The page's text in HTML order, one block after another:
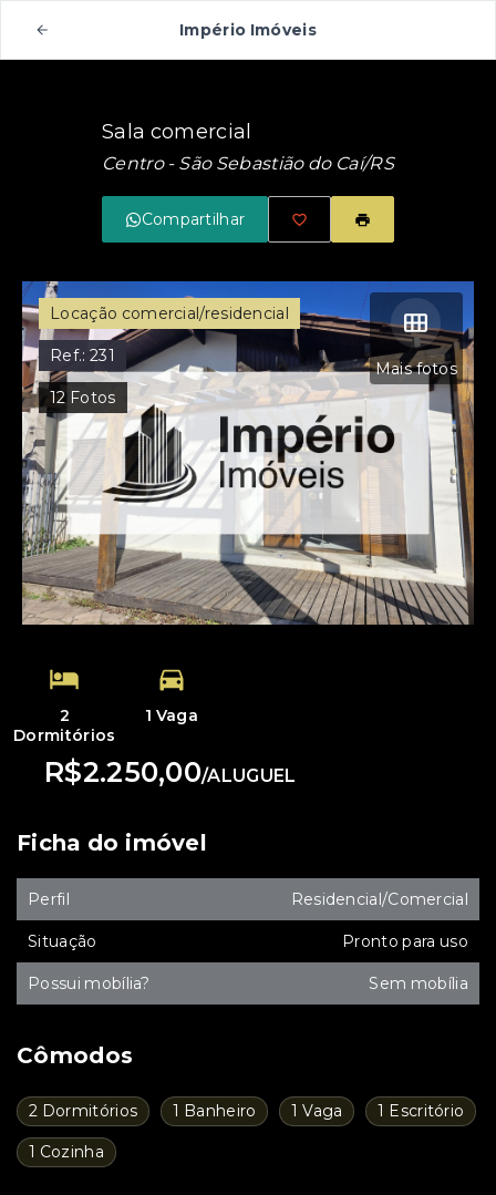
Império Imóveis
Sala comercial
Centro - São Sebastião do Caí/RS
Compartilhar
Mais fotos
Locação comercial/residencial
Ref.:231
12 Fotos
2
Dormitórios
1 Vaga
R$2.250,00/ALUGUEL
Cômodos
2 Dormitórios 1 Banheiro 1 Vaga 1 Escritório
1 Cozinha
Ficha do imóvel
Perfil Residencial/Comercial
Situação Pronto para uso
Possui mobília? Sem mobília